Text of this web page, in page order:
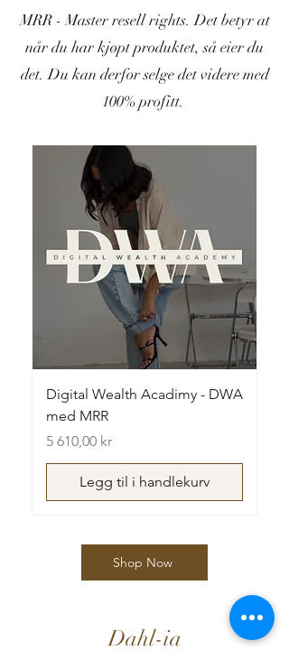
MRR - Master resell rights. Det betyr at
når du har kjøpt produktet, så eier du
det. Du kan derfor selge det videre med
100% profitt.
Digital Wealth Acadimy - DWA
med MRR
Pris
5 610,00 kr
Legg til i handlekurv
Shop Now
Dahl-ia